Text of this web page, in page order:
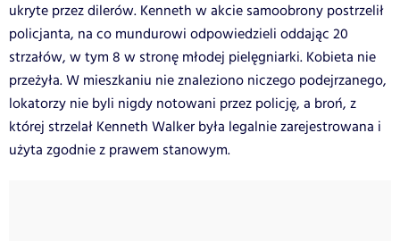
ukryte przez dilerów. Kenneth w akcie samoobrony postrzelił
policjanta, na co mundurowi odpowiedzieli oddając 20
strzałów, w tym 8 w stronę młodej pielęgniarki. Kobieta nie
przeżyła. W mieszkaniu nie znaleziono niczego podejrzanego,
lokatorzy nie byli nigdy notowani przez policję, a broń, z
której strzelał Kenneth Walker była legalnie zarejestrowana i
użyta zgodnie z prawem stanowym.